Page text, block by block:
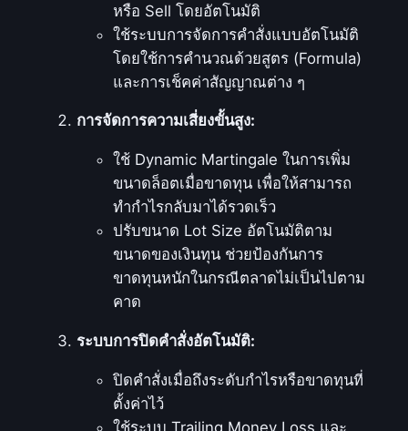
หรือ Sell โดยอัตโนมัติ
ใช้ระบบการจัดการคำสั่งแบบอัตโนมัติ
โดยใช้การคำนวณด้วยสูตร (Formula)
และการเช็คค่าสัญญาณต่าง ๆ
การจัดการความเสี่ยงขั้นสูง:
ใช้ Dynamic Martingale ในการเพิ่ม
ขนาดล็อตเมื่อขาดทุน เพื่อให้สามารถ
ทำกำไรกลับมาได้รวดเร็ว
ปรับขนาด Lot Size อัตโนมัติตาม
ขนาดของเงินทุน ช่วยป้องกันการ
ขาดทุนหนักในกรณีตลาดไม่เป็นไปตาม
คาด
ระบบการปิดคำสั่งอัตโนมัติ:
ปิดคำสั่งเมื่อถึงระดับกำไรหรือขาดทุนที่
ตั้งค่าไว้
ใช้ระบบ Trailing Money Loss และ